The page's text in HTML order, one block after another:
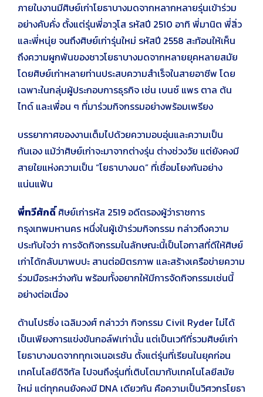
ภายในงานมีศิษย์เก่าโยธาบางมดจากหลากหลายรุ่นเข้าร่วม
อย่างคับคั่ง ตั้งแต่รุ่นพี่อาวุโส รหัสปี 2510 อาทิ พี่มานิต พี่สิ่ว
และพี่หนุ่ย จนถึงศิษย์เก่ารุ่นใหม่ รหัสปี 2558 สะท้อนให้เห็น
ถึงความผูกพันของชาวโยธาบางมดจากหลายยุคหลายสมัย
โดยศิษย์เก่าหลายท่านประสบความสำเร็จในสายอาชีพ โดย
เฉพาะในกลุ่มผู้ประกอบการธุรกิจ เช่น เบนซ์ แพร ตาล ต้น
ไทด์ และเพื่อน ๆ ที่มาร่วมกิจกรรมอย่างพร้อมเพรียง
บรรยากาศของงานเต็มไปด้วยความอบอุ่นและความเป็น
กันเอง แม้ว่าศิษย์เก่าจะมาจากต่างรุ่น ต่างช่วงวัย แต่ยังคงมี
สายใยแห่งความเป็น “โยธาบางมด” ที่เชื่อมโยงกันอย่าง
แน่นแฟ้น
พี่ทวีศักดิ์ศิษย์เก่ารหัส 2519 อดีตรองผู้ว่าราชการ
กรุงเทพมหานคร หนึ่งในผู้เข้าร่วมกิจกรรม กล่าวถึงความ
ประทับใจว่า การจัดกิจกรรมในลักษณะนี้เป็นโอกาสที่ดีให้ศิษย์
เก่าได้กลับมาพบปะ สานต่อมิตรภาพ และสร้างเครือข่ายความ
ร่วมมือระหว่างกัน พร้อมทั้งอยากให้มีการจัดกิจกรรมเช่นนี้
อย่างต่อเนื่อง
ด้านโปรซิ่ง เฉลิมวงศ์ กล่าวว่า กิจกรรม Civil Ryder ไม่ได้
เป็นเพียงการแข่งขันกอล์ฟเท่านั้น แต่เป็นเวทีที่รวมศิษย์เก่า
โยธาบางมดจากทุกเจเนอเรชัน ตั้งแต่รุ่นที่เรียนในยุคก่อน
เทคโนโลยีดิจิทัล ไปจนถึงรุ่นที่เติบโตมากับเทคโนโลยีสมัย
ใหม่ แต่ทุกคนยังคงมี DNA เดียวกัน คือความเป็นวิศวกรโยธา